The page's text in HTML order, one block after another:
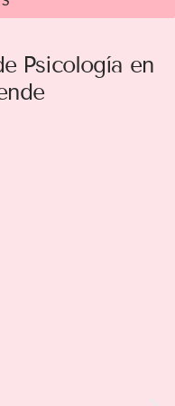
Psicología en